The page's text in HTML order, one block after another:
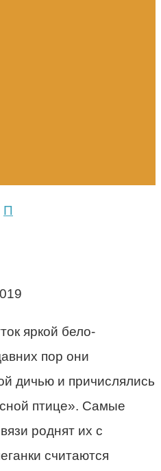
П
яркой бело-
пор они
дичью и причислялись
птице». Самые
роднят их с
считаются